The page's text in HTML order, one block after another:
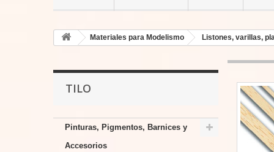
Materiales para Modelismo Listones, varillas,
TILO
Pinturas, Pigmentos, Barnices y
Accesorios